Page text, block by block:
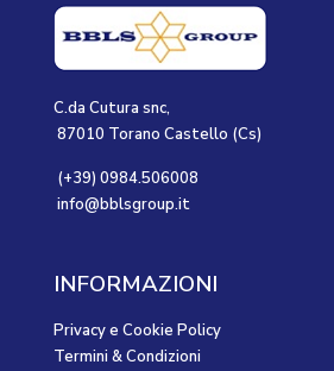
C.da Cutura snc,
87010 Torano Castello (Cs)
(+39) 0984.506008
info@bblsgroup.it
INFORMAZIONI
Privacy e Cookie Policy
Termini & Condizioni